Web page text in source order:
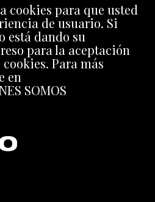
cookies para que usted
de usuario. Si
está dando su
para la aceptación
Para más
en
SOMOS